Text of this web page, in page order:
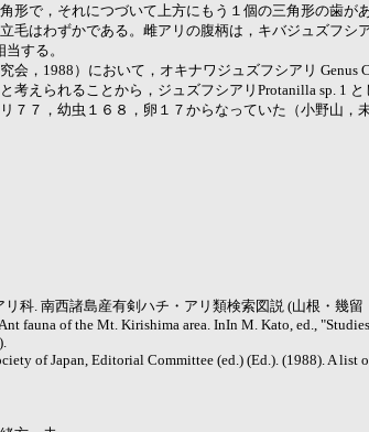
形で，それにつづいて上方にもう１個の三角形の歯
毛はわずかである。雌アリの腹柄は，キバジュズフ
する。
，1988）において，オキナワジュズフシアリ Genus
考えられることから，ジュズフシアリProtanilla sp. 1
７７，幼虫１６８，卵１７からなっていた（小野山
科. 南西諸島産有剣ハチ・アリ類検索図説 (山根・幾
fauna of the Mt. Kirishima area. InIn M. Kato, ed.,
of Japan, Editorial Committee (ed.) (Ed.). (1988). A list